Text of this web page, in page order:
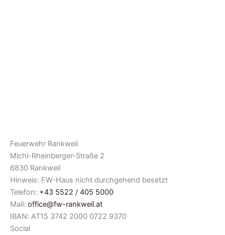
Feuerwehr Rankweil
Michl-Rheinberger-Straße 2
6830 Rankweil
Hinweis: FW-Haus nicht durchgehend besetzt
Telefon: +43 5522 / 405 5000
Mail: office@fw-rankweil.at
IBAN: AT15 3742 2000 0722 9370
Social